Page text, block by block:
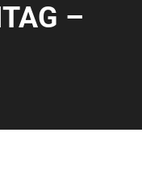
–